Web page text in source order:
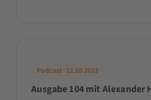
Podcast · 22.10.2023
Ausgabe 104 mit Alexander